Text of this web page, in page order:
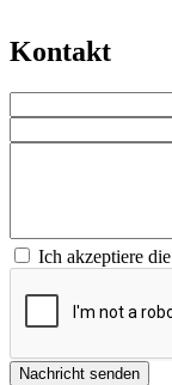
Kontakt
Ich akzeptiere
Nachricht senden